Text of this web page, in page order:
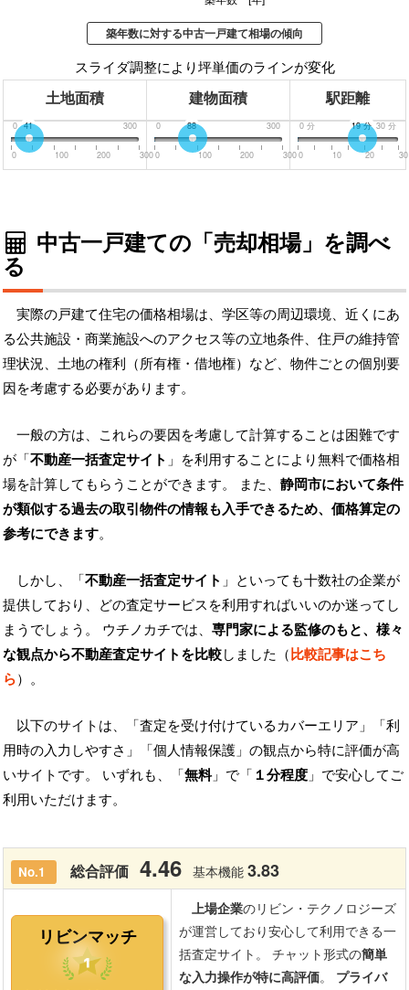
築年数に対する中古一戸建て相場の傾向
スライダ調整により坪単価のラインが変化
土地面積 建物面積 駅距離
0 300
41
0 100 200 300
0 300
88
0 100 200 300
0 分 30 分
19分
0 10 20 30
中古一戸建ての「売却相場」を調べ
る
実際の戸建て住宅の価格相場は、学区等の周辺環境、近くにあ
る公共施設・商業施設へのアクセス等の立地条件、住戸の維持管
理状況、土地の権利（所有権・借地権）など、物件ごとの個別要
因を考慮する必要があります。
一般の方は、これらの要因を考慮して計算することは困難です
が「不動産一括査定サイト 」を利用することにより無料で価格相
場を計算してもらうことができます。 また、 静岡市において条件
が類似する過去の取引物件の情報も入手できるため、価格算定の
参考にできます。
しかし、「不動産一括査定サイト 」といっても十数社の企業が
提供しており、どの査定サービスを利用すればいいのか迷ってし
まうでしょう。 ウチノカチでは、 専門家による監修のもと、様々
な観点から不動産査定サイトを比較しました（比較記事はこち
ら）。
以下のサイトは、「査定を受け付けているカバーエリア」「利
用時の入力しやすさ」「個人情報保護」の観点から特に評価が高
いサイトです。 いずれも、「無料」で「 １分程度 」で安心してご
利用いただけます。